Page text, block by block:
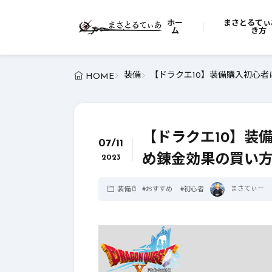
ホー
ム
まさとるて
き方
HOME 装備 【ドラクエ10】装備購入初心
07/11
2023
【ドラクエ10】装
め錬金効果の買い
装備 #おすすめ #初心者 まさてぃー